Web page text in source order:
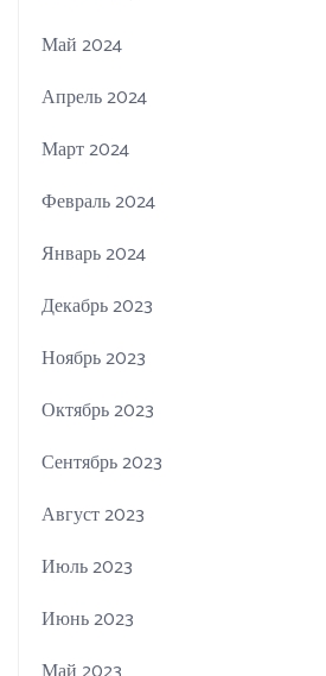
Май 2024
Апрель 2024
Март 2024
Февраль 2024
Январь 2024
Декабрь 2023
Ноябрь 2023
Октябрь 2023
Сентябрь 2023
Август 2023
Июль 2023
Июнь 2023